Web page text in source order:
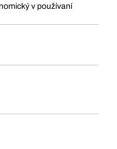
v používaní